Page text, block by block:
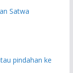
Satwa
pindahan ke